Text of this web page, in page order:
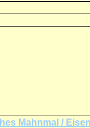
Mahnmal /